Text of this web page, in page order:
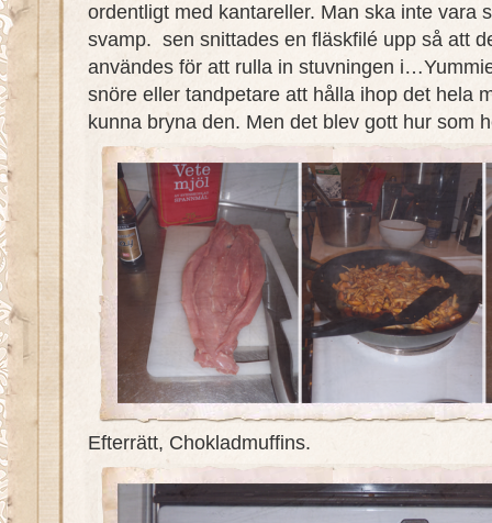
ordentligt med kantareller. Man ska inte vara
svamp. sen snittades en fläskfilé upp så att
användes för att rulla in stuvningen
snöre eller tandpetare att hålla ihop det hela
kunna bryna den. Men det blev gott hur som
Efterrätt, Chokladmuffins.